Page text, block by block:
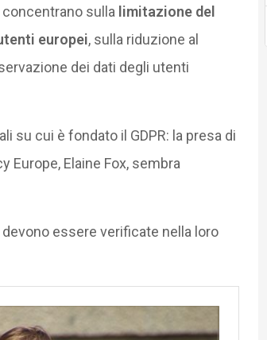
sulla limitazione del
europei, sulla riduzione al
dei dati degli utenti
su cui è fondato il GDPR: la presa di
Europe, Elaine Fox, sembra
essere verificate nella loro